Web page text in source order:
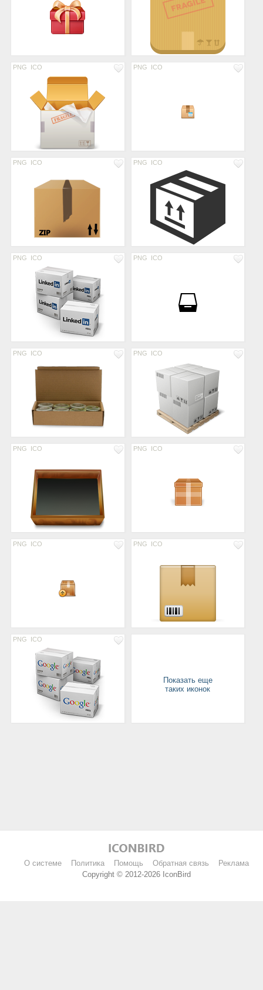
PNG ICO PNG ICO
PNG ICO PNG ICO
PNG ICO PNG ICO
PNG ICO PNG ICO
PNG ICO PNG ICO
PNG ICO PNG ICO
PNG ICO
Показать еще
таких иконок
О системе Политика Помощь Обратная связь
Реклама
Copyright © 2012-2026 IconBird